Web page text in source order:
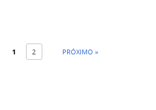
1 2 PRÓXIMO »